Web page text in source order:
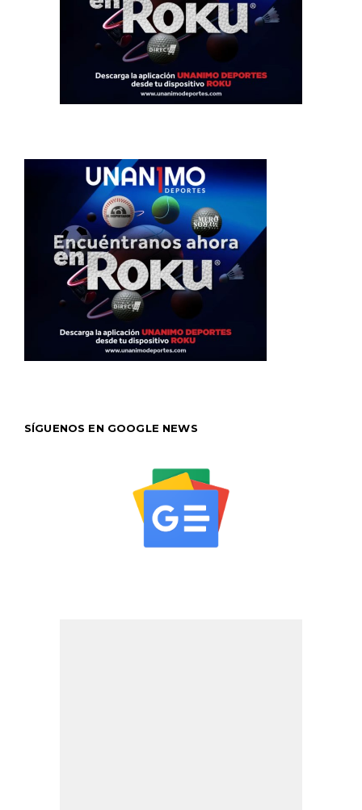
SÍGUENOS EN GOOGLE NEWS